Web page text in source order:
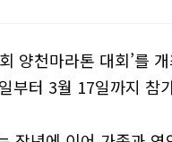
양천마라톤 대회’를
부터 3월 17일까지 참